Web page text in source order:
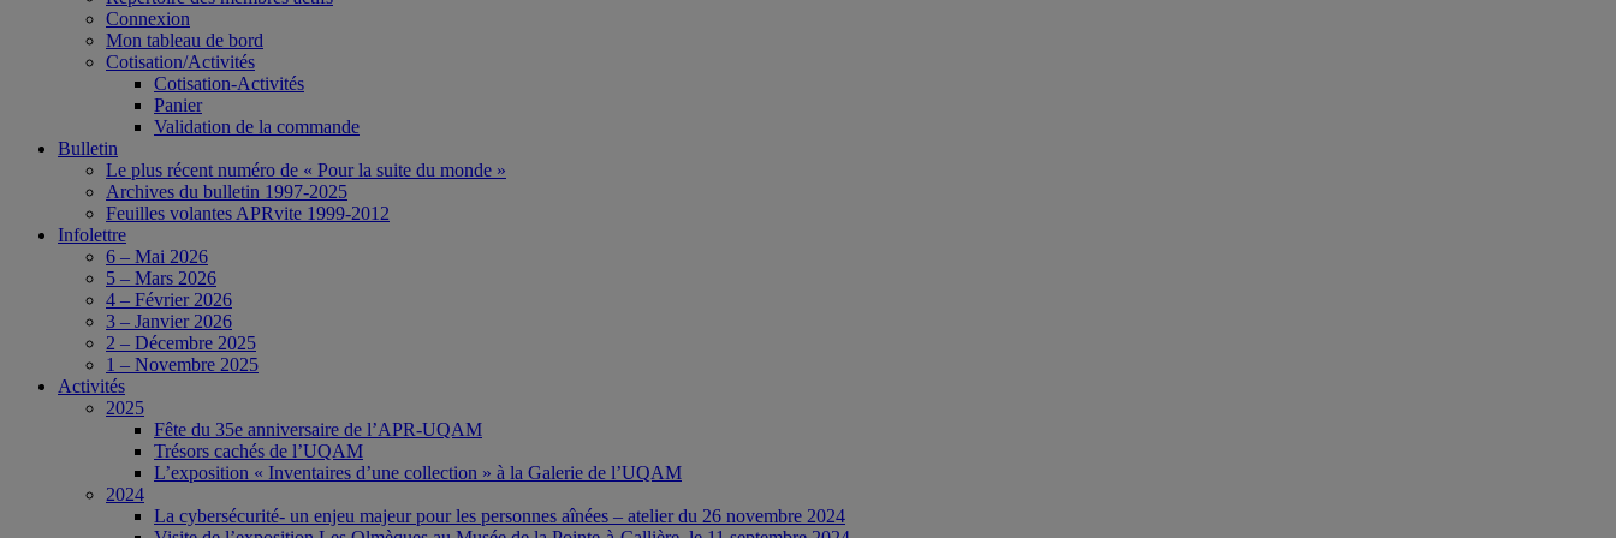
Connexion
Mon tableau de bord
Cotisation/Activités
Cotisation-Activités
Panier
Validation de la commande
Bulletin
Le plus récent numéro de « Pour la suite du monde »
Archives du bulletin 1997-2025
Feuilles volantes APRvite 1999-2012
Infolettre
6 – Mai 2026
5 – Mars 2026
4 – Février 2026
3 – Janvier 2026
2 – Décembre 2025
1 – Novembre 2025
Activités
2025
Fête du 35e anniversaire de l’APR-UQAM
Trésors cachés de l’UQAM
L’exposition « Inventaires d’une collection » à la Galerie de l’UQAM
2024
La cybersécurité- un enjeu majeur pour les personnes aînées – atelier du 26 novembre 2024